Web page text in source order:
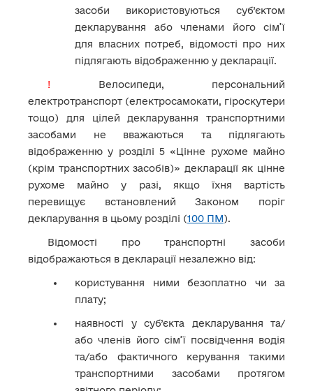
засоби використовуються суб’єктом
декларування або членами його сім’ї
для власних потреб, відомості про них
підлягають відображенню у декларації.
! Велосипеди, персональний
електротранспорт (електросамокати, гіроскутери
тощо) для цілей декларування транспортними
засобами не вважаються та підлягають
відображенню у розділі 5 «Цінне рухоме майно
(крім транспортних засобів)» декларації як цінне
рухоме майно у разі, якщо їхня вартість
перевищує встановлений Законом поріг
декларування в цьому розділі (100 ПМ).
Відомості про транспортні засоби
відображаються в декларації незалежно від:
користування ними безоплатно чи за
плату;
наявності у суб’єкта декларування та/
або членів його сім’ї посвідчення водія
та/або фактичного керування такими
транспортними засобами протягом